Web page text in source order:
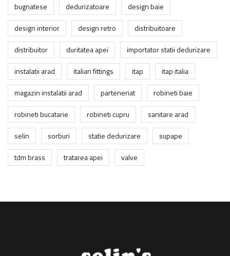
bugnatese
dedurizatoare
design baie
design interior
design retro
distribuitoare
distribuitor
duritatea apei
importator statii dedurizare
instalatii arad
italian fittings itap
itap italia
magazin instalatii arad
parteneriat
robineti baie
robineti bucatarie
robineti cupru
sanitare arad
selin
sorburi statie dedurizare
supape
tdm brass
tratarea apei valve